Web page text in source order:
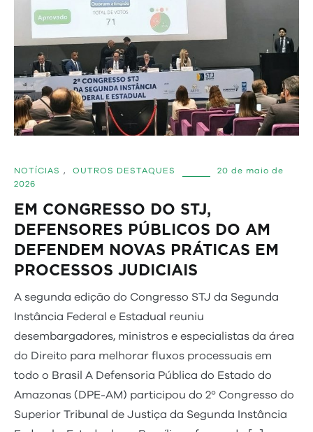
NOTÍCIAS , OUTROS DESTAQUES
20 de maio de
2026
EM CONGRESSO DO STJ,
DEFENSORES PÚBLICOS DO AM
DEFENDEM NOVAS PRÁTICAS EM
PROCESSOS JUDICIAIS
A segunda edição do Congresso STJ da Segunda
Instância Federal e Estadual reuniu
desembargadores, ministros e especialistas da área
do Direito para melhorar fluxos processuais em
todo o Brasil A Defensoria Pública do Estado do
Amazonas (DPE-AM) participou do 2º Congresso do
Superior Tribunal de Justiça da Segunda Instância